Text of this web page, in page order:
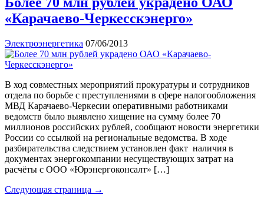
«Карачаево-Черкесскэнерго»
Электроэнергетика 07/06/2013
В ход совместных мероприятий прокуратуры и сотрудников
отдела по борьбе с преступлениями в сфере налогообложения
МВД Карачаево-Черкесии оперативными работниками
ведомств было выявлено хищение на сумму более 70
миллионов российских рублей, сообщают новости энергетики
России со ссылкой на региональные ведомства. В ходе
разбирательства следствием установлен факт наличия в
документах энергокомпании несуществующих затрат на
расчёты с ООО «Юрэнергоконсалт» […]
Следующая страница →